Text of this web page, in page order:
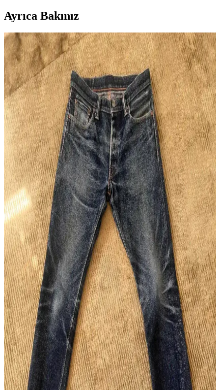
Ayrıca Bakınız
Unbranded UB701 Raw Selvedge Denim: Geniş
Paça Kesim, Konfor ve Bakım Rehberi
Unbranded UB701, geniş paça raw selvedge denim pantolon olarak
sert kumaşı zamanla yumuşar. Kesim özellikleri, manşet detayları ve
bakım önerileriyle uzun ömürlü kullanım sağlar.
Naked & Famous Red Elephant Denim: 14 Ay
Kullanımda Renk Solması ve Kumaş Özellikleri
Naked & Famous Red Elephant denim, 14 ay düzenli kullanımda
kırmızı ve mor tonlarda özgün renk solması sunar. 21 ons ağırlığında
olup yumuşak ve konforludur, sınırlı üretimdir.
Japon Raw Denim Koleksiyonları: Warehouse,
Samurai, Iron Heart ve Resolute Modellerinin
Detaylı İncelemesi
Japon raw denim markalarının farklı kumaş ağırlıkları, kesimleri ve
dayanıklılık özellikleri detaylı inceleniyor. Doğru fit ve kumaş
seçimi denim deneyimini belirliyor.
Omoto 0611 15.5oz Slub Relax Fit Button Fly:
Japon Selvedge Deniminde Yeni Bir Alternatif
Omoto'nun 0611 modeli, 15.5oz slub kumaşı ve rahat kesimiyle
Japon selvedge deniminde özgün bir seçenek sunuyor. Kaliteli
pamuk karışımı ve detaylara verilen önemle konfor ve dayanıklılık
sağlanıyor.
Raw Denim ve Sahte Ürünlerle Mücadelede Studio
D'Artisan Örneği ve Alışveriş Rehberi
Raw denim sektöründe sahte ürünler, özellikle Studio D'Artisan gibi
markalarda alıcıların orijinallik tespiti yapmasını zorlaştırıyor.
Güvenilir satıcı seçimi ve detaylı inceleme önem kazanıyor.